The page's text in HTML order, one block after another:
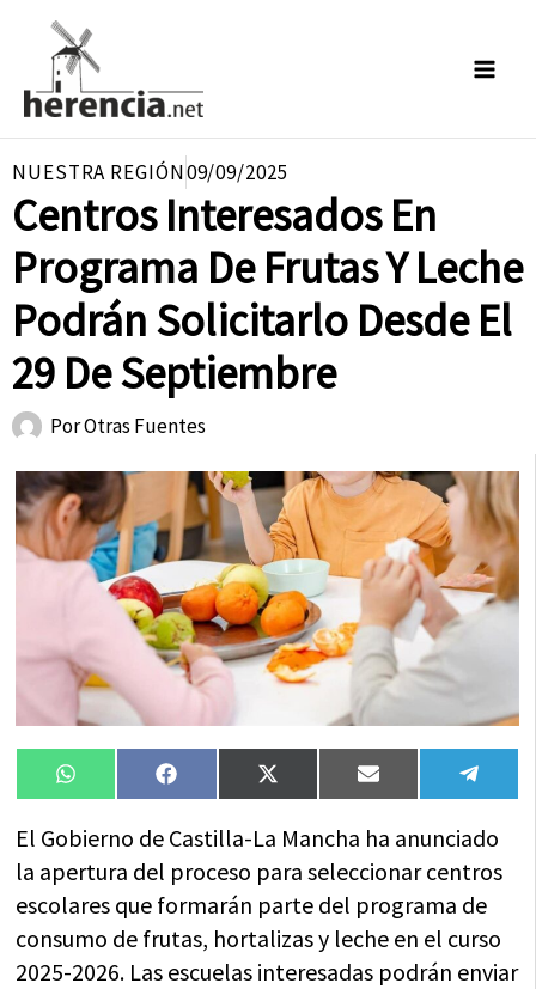
contenido
NUESTRA REGIÓN09/09/2025
Centros Interesados En
Programa De Frutas Y Leche
Podrán Solicitarlo Desde El
29 De Septiembre
PorOtras Fuentes
Compartir
en
WhatsAppCompartir
en
FacebookCompartir
en
X
(Twitter)
Compartir
en
Email
en
El Gobierno de Castilla-La Mancha ha anunciado
la apertura del proceso para seleccionar centros
escolares que formarán parte del programa de
consumo de frutas, hortalizas y leche en el curso
2025-2026. Las escuelas interesadas podrán enviar